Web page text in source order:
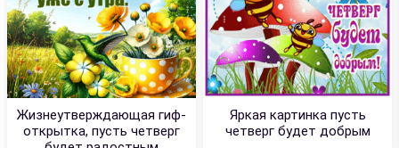
Жизнеутверждающая гиф-
открытка, пусть четверг
Яркая картинка пусть
четверг будет добрым